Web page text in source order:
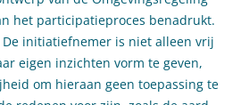
het participatieproces benadrukt.
initiatiefnemer is niet alleen vrij
eigen inzichten vorm te geven,
om hieraan geen toepassing te